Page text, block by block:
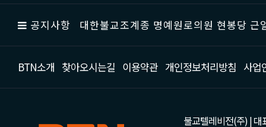
공지사항 대한불교조계종 명예원로의원 현봉당
BTN소개 찾아오시는길 이용약관 개인정보처리방침 사업
불교텔레비전(주) | 대